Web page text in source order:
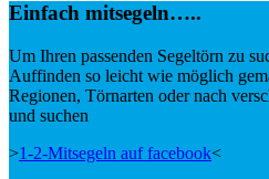
Einfach mitsegeln…..
Um Ihren passenden Segeltörn zu
Auffinden so leicht wie möglich
Regionen, Törnarten oder nach
und suchen
>1-2-Mitsegeln auf facebook<